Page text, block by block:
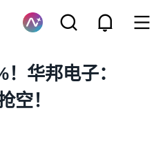
华邦电子：
空！